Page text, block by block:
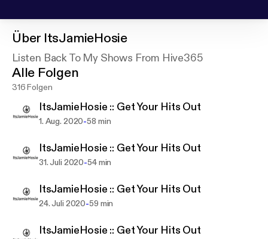
Über ItsJamieHosie
Listen Back To My Shows From Hive365
Alle Folgen
316 Folgen
ItsJamieHosie :: Get Your Hits Out
1. Aug. 2020-58 min
ItsJamieHosie :: Get Your Hits Out
31. Juli 2020-54 min
ItsJamieHosie :: Get Your Hits Out
24. Juli 2020-59 min
ItsJamieHosie :: Get Your Hits Out